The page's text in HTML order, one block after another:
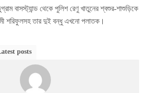
বাসস্ট্যান্ড থেকে পুলিশ রেণু খাতুনের শ্বশুর-শাশুড়িকে
শরিফুলসহ তার দুই বন্ধু এখনো পলাতক।
posts